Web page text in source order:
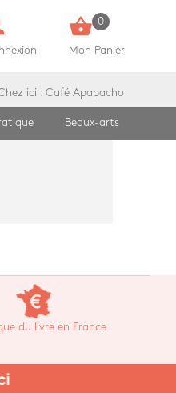
shopping_basket 0
Mon Panier
ici : Café Apapacho
Beaux-arts
du livre en France